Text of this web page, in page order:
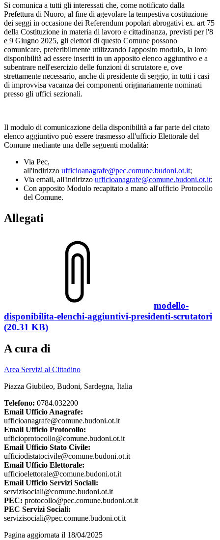
Si comunica a tutti gli interessati che, come notificato dalla
Prefettura di Nuoro, al fine di agevolare la tempestiva costituzione
dei seggi in occasione dei Referendum popolari abrogativi ex. art 75
della Costituzione in materia di lavoro e cittadinanza, previsti per l'8
e 9 Giugno 2025, gli elettori di questo Comune possono
comunicare, preferibilmente utilizzando l'apposito modulo, la loro
disponibilità ad essere inseriti in un apposito elenco aggiuntivo e a
subentrare nell'esercizio delle funzioni di scrutatore e, ove
strettamente necessario, anche di presidente di seggio, in tutti i casi
di improvvisa vacanza dei componenti originariamente nominati
presso gli uffici sezionali.
Il modulo di comunicazione della disponibilità a far parte del citato
elenco aggiuntivo può essere trasmesso all'ufficio Elettorale del
Comune mediante una delle seguenti modalità:
Via Pec,
all'indirizzo ufficioanagrafe@pec.comune.budoni.ot.it;
Via email, all'indirizzo ufficioanagrafe@comune.budoni.ot.it;
Con apposito Modulo recapitato a mano all'ufficio Protocollo
del Comune.
Allegati
modello-
disponibilita-elenchi-aggiuntivi-presidenti-scrutatori
(20.31 KB)
A cura di
Area Servizi al Cittadino
Piazza Giubileo, Budoni, Sardegna, Italia
Telefono: 0784.032200
Email Ufficio Anagrafe:
ufficioanagrafe@comune.budoni.ot.it
Email Ufficio Protocollo:
ufficioprotocollo@comune.budoni.ot.it
Email Ufficio Stato Civile:
ufficiodistatocivile@comune.budoni.ot.it
Email Ufficio Elettorale:
ufficioelettorale@comune.budoni.ot.it
Email Ufficio Servizi Sociali:
servizisociali@comune.budoni.ot.it
PEC: protocollo@pec.comune.budoni.ot.it
PEC Servizi Sociali:
servizisociali@pec.comune.budoni.ot.it
Pagina aggiornata il 18/04/2025